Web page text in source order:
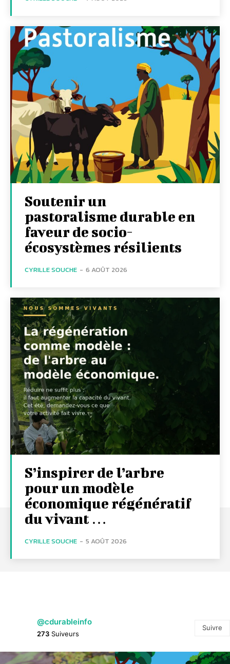
Soutenir un
pastoralisme durable en
faveur de socio-
écosystèmes résilients
CYRILLE SOUCHE - 6 AOÛT 2026
S’inspirer de l’arbre
pour un modèle
économique régénératif
du vivant …
CYRILLE SOUCHE - 5 AOÛT 2026
@cdurableinfo
273 Suiveurs
Suivre